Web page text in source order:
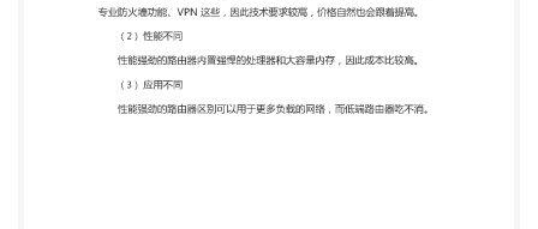
很大程度决定工业路由器性能，还有一种区分方法就
是 负载能力，也叫带机数量。 带机数量并不是一个
标准化的数据量，它要根据实际的使用情况来衡量，